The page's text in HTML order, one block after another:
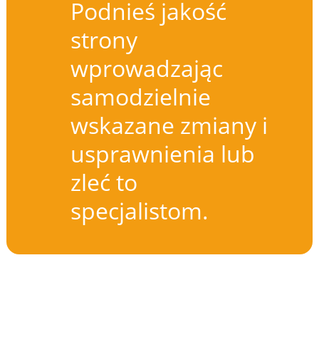
Podnieś jakość
strony
wprowadzając
samodzielnie
wskazane zmiany i
usprawnienia lub
zleć to
specjalistom.